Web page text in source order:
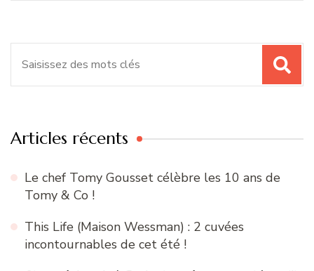
Articles récents
Le chef Tomy Gousset célèbre les 10 ans de
Tomy & Co !
This Life (Maison Wessman) : 2 cuvées
incontournables de cet été !